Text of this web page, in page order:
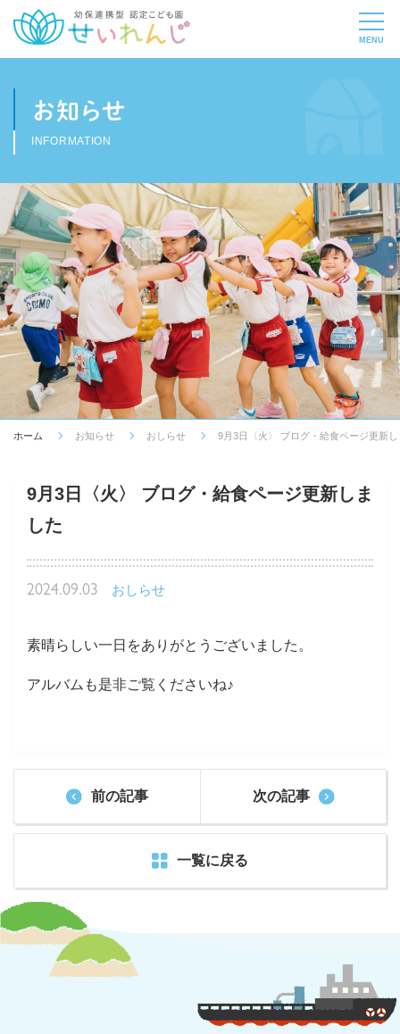
お知らせ
INFORMATION
ホーム お知らせ おしらせ 9月3日〈火〉 ブログ・給食ページ更新
9月3日〈火〉 ブログ・給食ページ更新しま
した
2024.09.03 おしらせ
素晴らしい一日をありがとうございました。
アルバムも是非ご覧くださいね♪
前の記事
一覧に戻る
次の記事